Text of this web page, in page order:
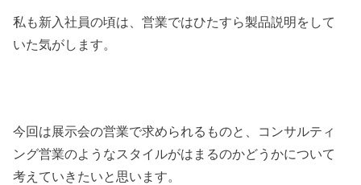
私も新入社員の頃は、営業ではひたすら製品説明をして
いた気がします。
今回は展示会の営業で求められるものと、コンサルティ
ング営業のようなスタイルがはまるのかどうかについて
考えていきたいと思います。